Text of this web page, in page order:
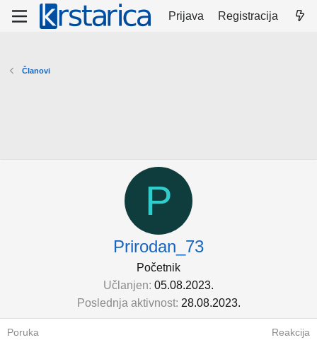
Prijava Registracija
Članovi
P
Prirodan_73
Početnik
Učlanjen 05.08.2023.
Poslednja aktivnost 28.08.2023.
Poruka Reakcija